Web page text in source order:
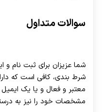
سوالات متداول
شما عزیزان برای ثبت نام
شرط بندی، کافی است که
معتبر و فعال و یا یک
مشخصات خود را نیز به